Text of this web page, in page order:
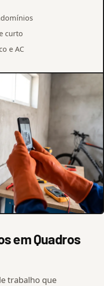
curto
e AC
em Quadros
trabalho que